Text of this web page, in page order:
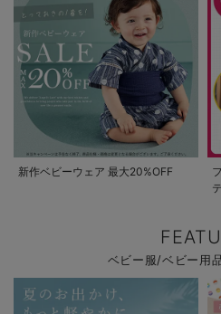
新作ベビーウェア 最大20%OFF
ベビー服/ベビー用